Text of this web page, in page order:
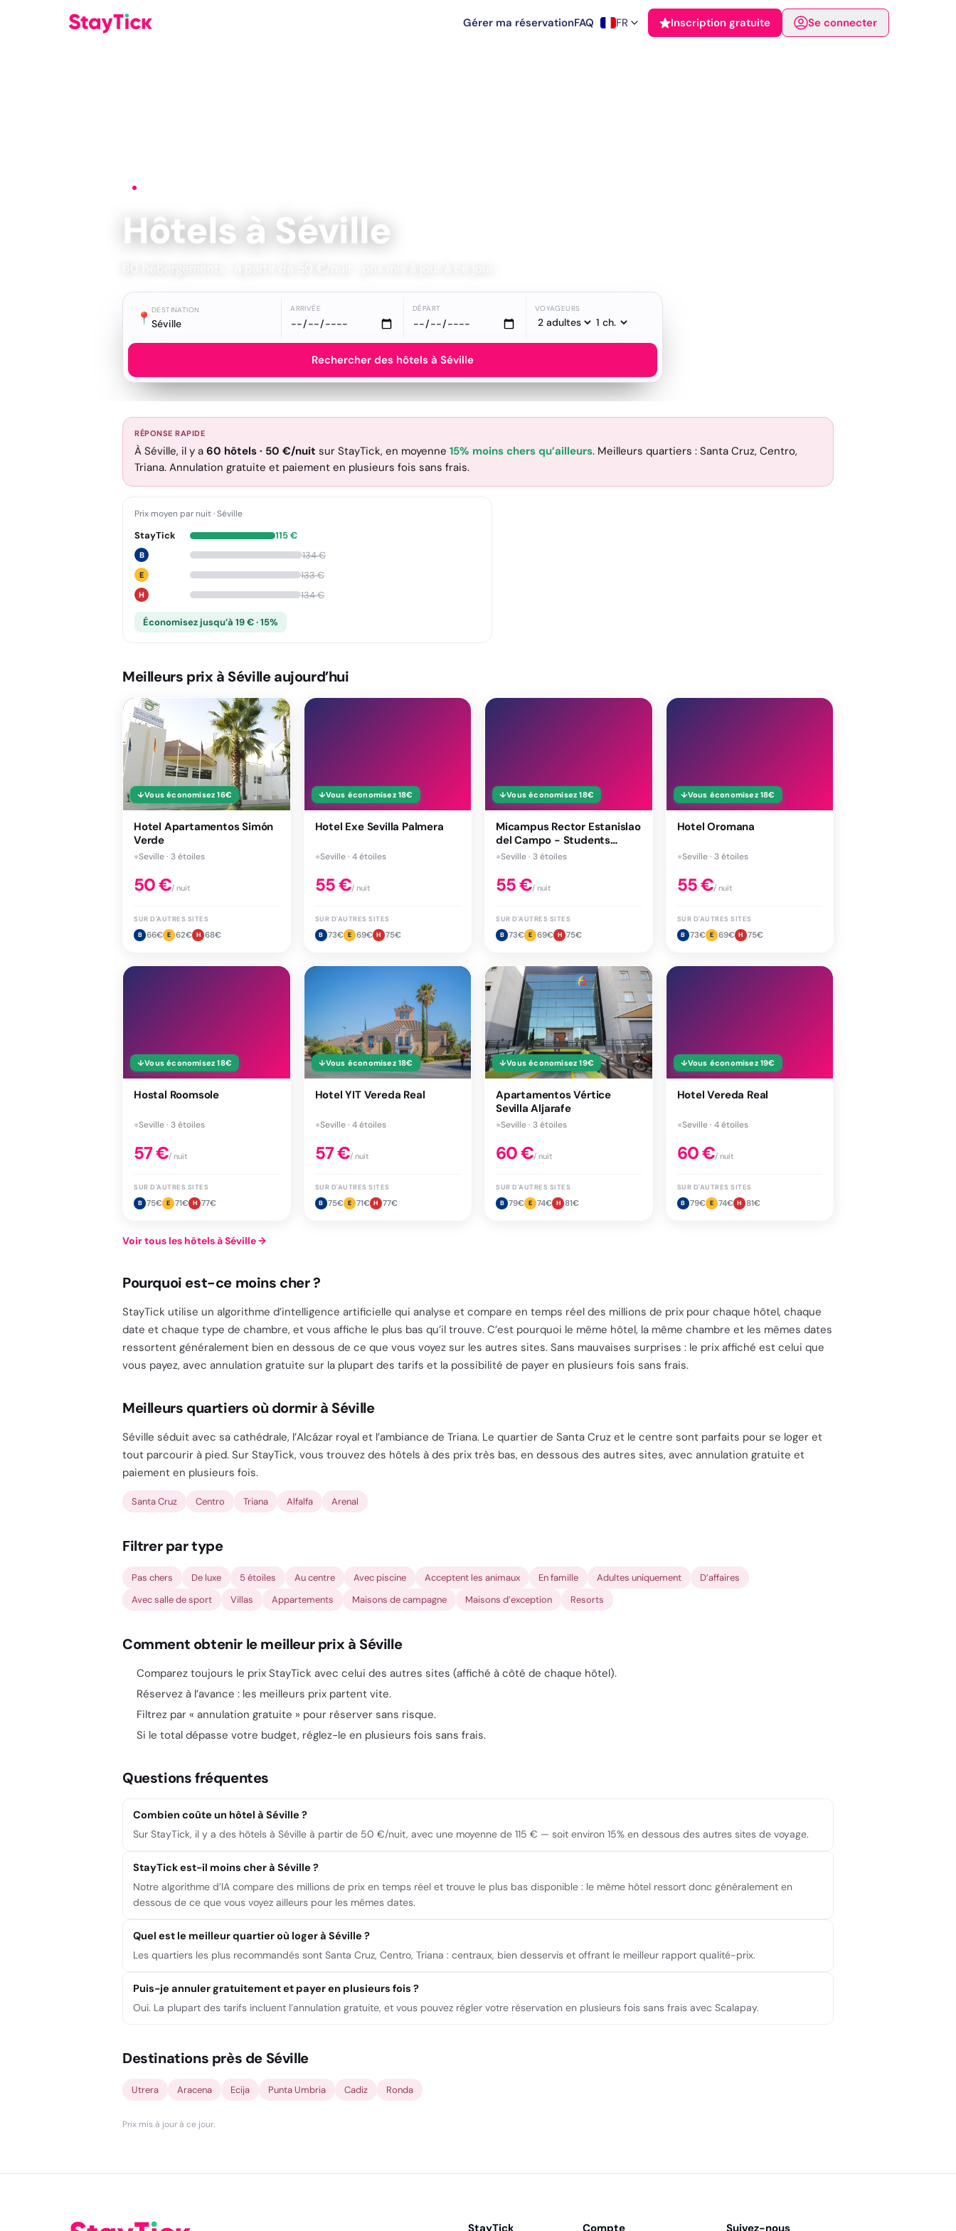
Gérer ma réservationFAQ FR Inscription gratuite Se connecter
Hôtels à Séville
📍 DESTINATION
Séville
ARRIVÉE DÉPART VOYAGEURS
Rechercher des hôtels à Séville
RÉPONSE RAPIDE
À Séville, il y a 60 hôtels · 50 €/nuit sur StayTick, en moyenne 15% moins chers qu’ailleurs. Meilleurs quartiers : Santa Cruz, Centro,
Triana. Annulation gratuite et paiement en plusieurs fois sans frais.
Prix moyen par nuit·Séville
StayTick 115€
B 134€
E 133€
H 134€
Économisez jusqu’à 19 € · 15%
Meilleurs prix à Séville aujourd’hui
↓Vous économisez 16€
Hotel Apartamentos Simón
Verde
●Seville · 3 étoiles
50€/ nuit
SUR D'AUTRES SITES
B 66€ E 62€ H 68€
↓Vous économisez 18€
Hotel Exe Sevilla Palmera
●Seville · 4 étoiles
55€/ nuit
SUR D'AUTRES SITES
B 73€ E 69€ H 75€
↓Vous économisez 18€
Micampus Rector Estanislao
del Campo - Students
Residence
●Seville · 3 étoiles
55€/ nuit
SUR D'AUTRES SITES
B 73€ E 69€ H 75€
↓Vous économisez 18€
Hotel Oromana
●Seville · 3 étoiles
55€/ nuit
SUR D'AUTRES SITES
B 73€ E 69€ H 75€
↓Vous économisez 18€
Hostal Roomsole
●Seville · 3 étoiles
57€/ nuit
SUR D'AUTRES SITES
B 75€ E 71€ H 77€
↓Vous économisez 18€
Hotel YIT Vereda Real
●Seville · 4 étoiles
57€/ nuit
SUR D'AUTRES SITES
B 75€ E 71€ H 77€
↓Vous économisez 19€
Apartamentos Vértice
Sevilla Aljarafe
●Seville · 3 étoiles
60€/ nuit
SUR D'AUTRES SITES
B 79€ E 74€ H 81€
↓Vous économisez 19€
Hotel Vereda Real
●Seville · 4 étoiles
60€/ nuit
SUR D'AUTRES SITES
B 79€ E 74€ H 81€
Voir tous les hôtels à Séville→
Pourquoi est-ce moins cher ?
StayTick utilise un algorithme d’intelligence artificielle qui analyse et compare en temps réel des millions de prix pour chaque hôtel, chaque
date et chaque type de chambre, et vous affiche le plus bas qu’il trouve. C’est pourquoi le même hôtel, la même chambre et les mêmes dates
ressortent généralement bien en dessous de ce que vous voyez sur les autres sites. Sans mauvaises surprises : le prix affiché est celui que
vous payez, avec annulation gratuite sur la plupart des tarifs et la possibilité de payer en plusieurs fois sans frais.
Meilleurs quartiers où dormir à Séville
Séville séduit avec sa cathédrale, l’Alcázar royal et l’ambiance de Triana. Le quartier de Santa Cruz et le centre sont parfaits pour se loger et
tout parcourir à pied. Sur StayTick, vous trouvez des hôtels à des prix très bas, en dessous des autres sites, avec annulation gratuite et
paiement en plusieurs fois.
Santa Cruz Centro Triana Alfalfa Arenal
Filtrer par type
Pas chers De luxe 5 étoiles Au centre Avec piscine Acceptent les animaux En famille Adultes uniquement
D’affaires
Avec salle de sport
Villas Appartements Maisons de campagne Maisons d’exception Resorts
Comment obtenir le meilleur prix à Séville
Comparez toujours le prix StayTick avec celui des autres sites (affiché à côté de chaque hôtel).
Réservez à l’avance : les meilleurs prix partent vite.
Filtrez par « annulation gratuite » pour réserver sans risque.
Si le total dépasse votre budget, réglez-le en plusieurs fois sans frais.
Questions fréquentes
Combien coûte un hôtel à Séville ?
Sur StayTick, il y a des hôtels à Séville à partir de 50 €/nuit, avec une moyenne de 115 € — soit environ 15% en dessous des autres sites de voyage.
StayTick est-il moins cher à Séville ?
Notre algorithme d’IA compare des millions de prix en temps réel et trouve le plus bas disponible : le même hôtel ressort donc généralement en
dessous de ce que vous voyez ailleurs pour les mêmes dates.
Quel est le meilleur quartier où loger à Séville ?
Les quartiers les plus recommandés sont Santa Cruz, Centro, Triana : centraux, bien desservis et offrant le meilleur rapport qualité-prix.
Puis-je annuler gratuitement et payer en plusieurs fois ?
Oui. La plupart des tarifs incluent l’annulation gratuite, et vous pouvez régler votre réservation en plusieurs fois sans frais avec Scalapay.
Destinations près de Séville
Utrera Aracena Ecija Punta Umbria Cadiz Ronda
Prix mis à jour à ce jour.
StayTick Compte Suivez-nous